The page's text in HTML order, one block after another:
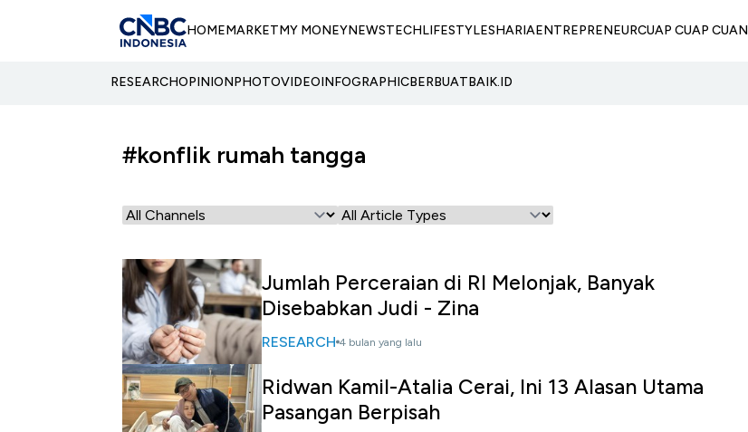
HOMEMARKETMY MONEYNEWSTECHLIFESTYLESHARIAENTREPRENEURCUAP CUAP CUAN
RESEARCHOPINIONPHOTOVIDEOINFOGRAPHICBERBUATBAIK.ID
#konflik rumah tangga
Jumlah Perceraian di RI Melonjak, Banyak
Disebabkan Judi - Zina
RESEARCH 4 bulan yang lalu
Ridwan Kamil-Atalia Cerai, Ini 13 Alasan Utama
Pasangan Berpisah